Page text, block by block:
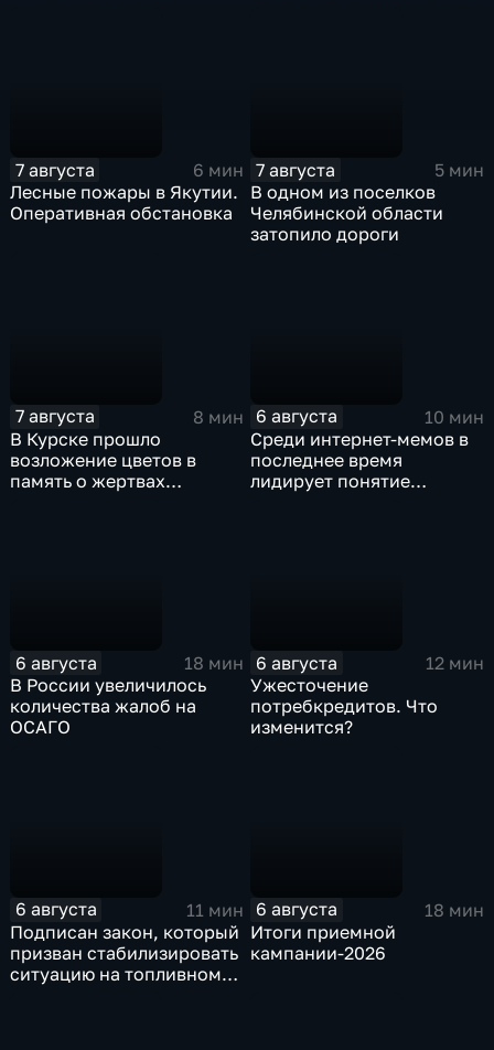
7 августа
6 мин
Лесные пожары в Якутии.
Оперативная обстановка
7 августа
5 мин
В одном из поселков
Челябинской области
затопило дороги
7 августа
8 мин
В Курске прошло
возложение цветов в
память о жертвах
6 августа
10 мин
Среди интернет-мемов в
последнее время
лидирует понятие
6 августа
18 мин
В России увеличилось
количества жалоб на
ОСАГО
6 августа
12 мин
Ужесточение
потребкредитов. Что
изменится?
6 августа
11 мин
Подписан закон, который
призван стабилизировать
ситуацию на топливном
6 августа
18 мин
Итоги приемной
кампании-2026